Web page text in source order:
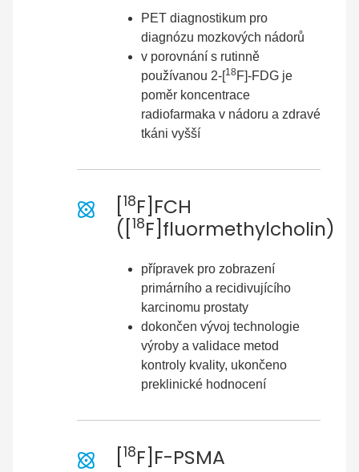
PET diagnostikum pro
diagnózu mozkových nádorů
v porovnání s rutinně
používanou 2-[18F]-FDG je
poměr koncentrace
radiofarmaka v nádoru a zdravé
tkáni vyšší
18F]FCH
([ 18F]fluormethylcholin)
přípravek pro zobrazení
primárního a recidivujícího
karcinomu prostaty
dokončen vývoj technologie
výroby a validace metod
kontroly kvality, ukončeno
preklinické hodnocení
18F]F-PSMA